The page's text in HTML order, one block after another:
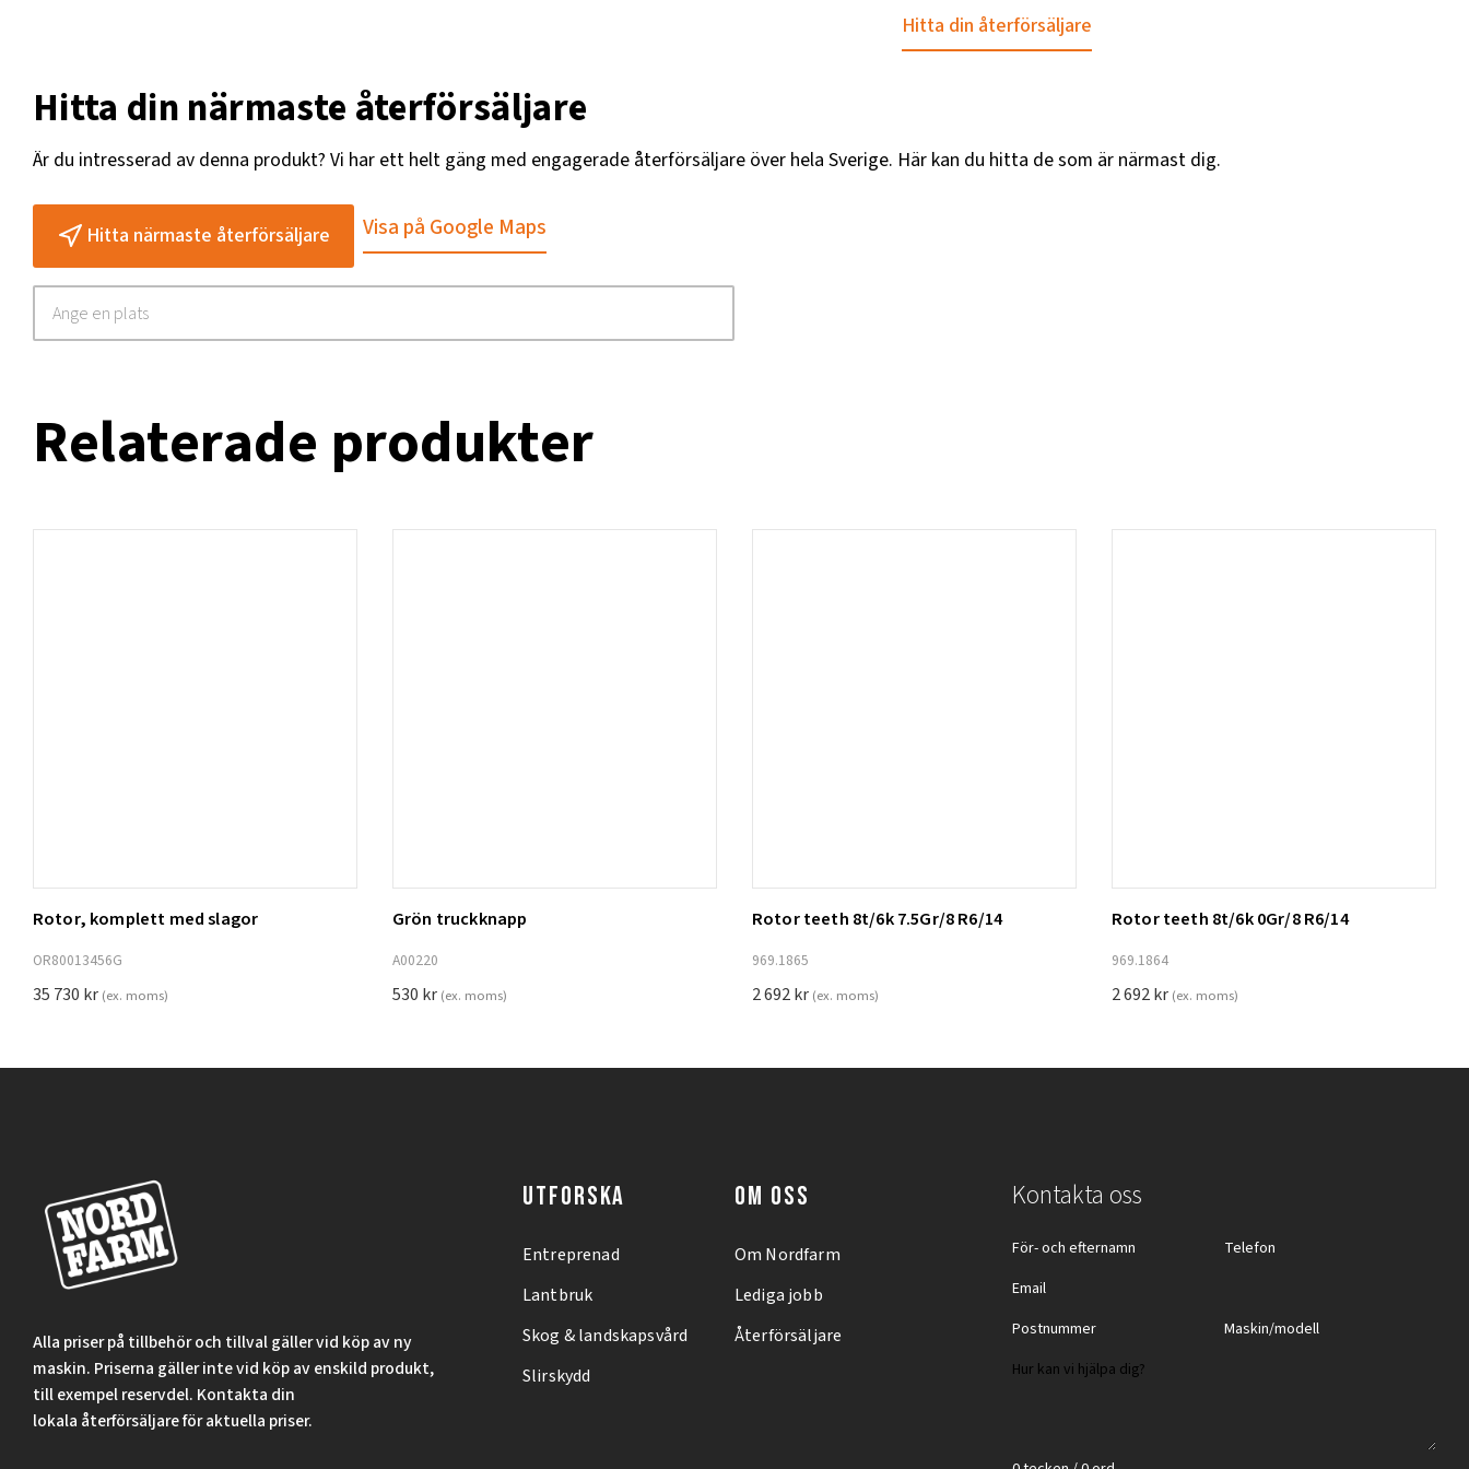
Hitta din återförsäljare
Hitta din närmaste återförsäljare
Är du intresserad av denna produkt? Vi har ett helt gäng med engagerade återförsäljare över hela Sverige. Här kan du hitta de som är närmast dig.
Hitta närmaste återförsäljare Visa på Google Maps
Relaterade produkter
Lägg till i varukorg
Rotor, komplett med slagor
OR80013456G
35 730 kr (ex. moms)
Lägg till i varukorg
Grön truckknapp
A00220
530 kr (ex. moms)
Lägg till i varukorg
Rotor teeth 8t/6k 7.5Gr/8 R6/14
969.1865
2 692kr (ex. moms)
Rotor teeth 8t/6k 0Gr/8 R6/14
969.1864
2 692kr (ex. moms)
Alla priser på tillbehör och tillval gäller vid köp av ny
maskin. Priserna gäller inte vid köp av enskild produkt,
till exempel reservdel. Kontakta din
lokala återförsäljare för aktuella priser.
UTFORSKA
Entreprenad
Lantbruk
Skog & landskapsvård
Slirskydd
OM OSS
Om Nordfarm
Lediga jobb
Återförsäljare
Kontakta oss